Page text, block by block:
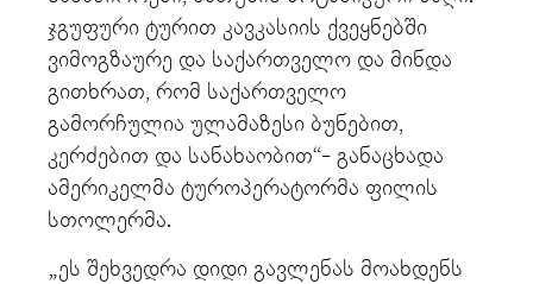
ჯგუფური ტურით კავკასიის ქვეყნებში
ვიმოგზაურე და საქართველო და მინდა
გითხრათ, რომ საქართველო
გამორჩულია ულამაზესი ბუნებით,
კერძებით და სანახაობით“- განაცხადა
ამერიკელმა ტუროპერატორმა ფილის
სთოლერმა.
„ეს შეხვედრა დიდი გავლენას მოახდენს